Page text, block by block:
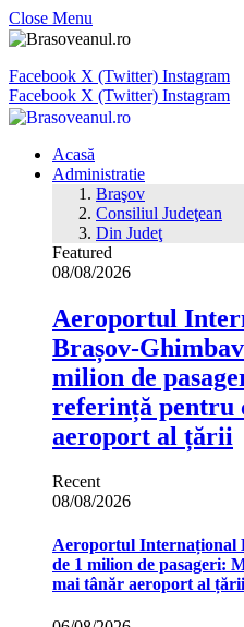
Close Menu
Facebook X (Twitter) Instagram
Facebook X (Twitter) Instagram
Acasă
Administratie
Braşov
Consiliul Judeţean
Din Judeţ
Featured
08/08/2026
Aeroportul
milion de
referință pentru
aeroport al țării
Recent
08/08/2026
Aeroportul Internațional
de 1 milion de pasageri:
mai tânăr aeroport al țării